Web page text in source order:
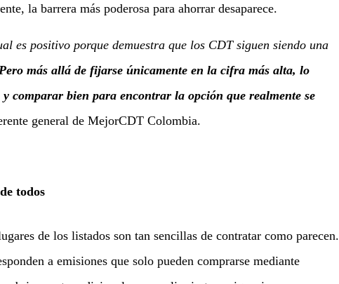
la barrera más poderosa para ahorrar desaparece.
es positivo porque demuestra que los CDT siguen siendo una
más allá de fijarse únicamente en la cifra más alta, lo
comparar bien para encontrar la opción que realmente se
general de MejorCDT Colombia.
todos
de los listados son tan sencillas de contratar como parecen.
a emisiones que solo pueden comprarse mediante